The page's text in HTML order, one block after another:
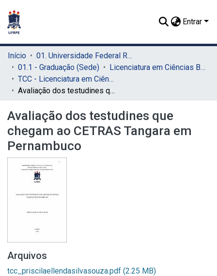
Entrar
Início
01. Universidade Federal Rural de Pernambuco - UFRPE (Sede)
01.1 - Graduação (Sede)
Licenciatura em Ciências Biológicas (Sede)
TCC - Licenciatura em Ciências Biológicas (Sede)
Avaliação dos testudines que chegam ao CETRAS Tangara em Pernambuco
Avaliação dos testudines que
chegam ao CETRAS Tangara em
Pernambuco
Arquivos
tcc_priscilaellendasilvasouza.pdf (2.25 MB)